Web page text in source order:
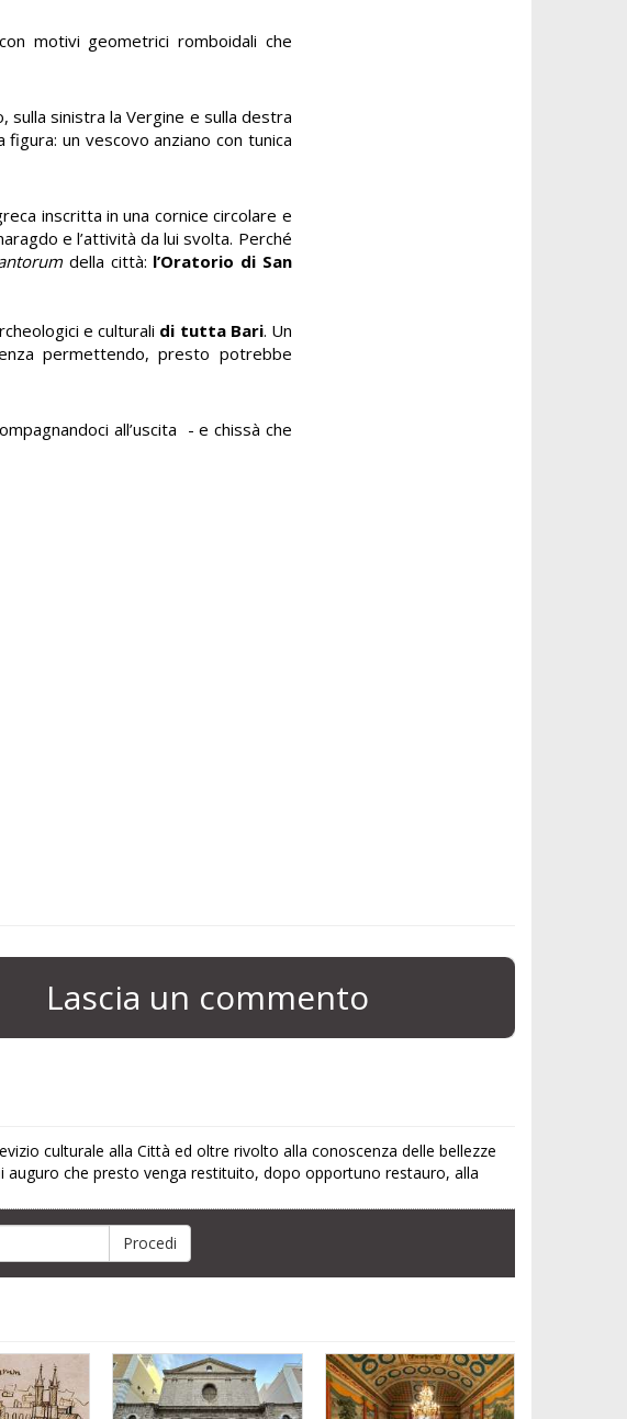
motivi geometrici romboidali che
sinistra la Vergine e sulla destra
figura: un vescovo anziano con tunica
inscritta in una cornice circolare e
e l’attività da lui svolta. Perché
della città: l’Oratorio di San
e culturali di tutta Bari. Un
permettendo, presto potrebbe
all’uscita - e chissà che
Lascia un commento
culturale alla Città ed oltre rivolto alla conoscenza delle bellezze
che presto venga restituito, dopo opportuno restauro, alla